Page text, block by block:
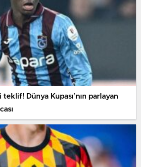
teklif! Dünya Kupası’nın parlayan